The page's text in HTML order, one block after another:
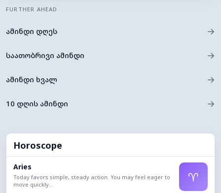
FURTHER AHEAD
ამინდი დღეს →
საათობრივი ამინდი →
ამინდი ხვალ →
10 დღის ამინდი →
Horoscope
Aries
Today favors simple, steady action. You may feel eager to
move quickly...
♈